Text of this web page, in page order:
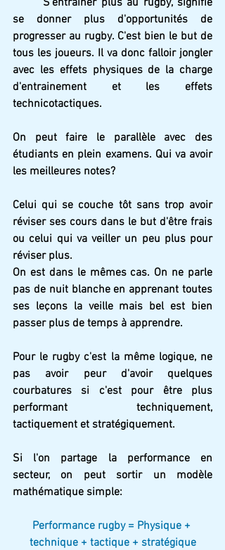
se donner plus d'opportunités de
progresser au rugby. C'est bien le but de
tous les joueurs. Il va donc falloir jongler
avec les effets physiques de la charge
d'entrainement et les effets
technicotactiques.
On peut faire le parallèle avec des
étudiants en plein examens. Qui va avoir
les meilleures notes?
Celui qui se couche tôt sans trop avoir
réviser ses cours dans le but d'être frais
ou celui qui va veiller un peu plus pour
réviser plus.
On est dans le mêmes cas. On ne parle
pas de nuit blanche en apprenant toutes
ses leçons la veille mais bel est bien
passer plus de temps à apprendre.
Pour le rugby c'est la même logique, ne
pas avoir peur d'avoir quelques
courbatures si c'est pour être plus
performant techniquement,
tactiquement et stratégiquement.
Si l'on partage la performance en
secteur, on peut sortir un modèle
mathématique simple:
Performance rugby = Physique +
technique + tactique + stratégique